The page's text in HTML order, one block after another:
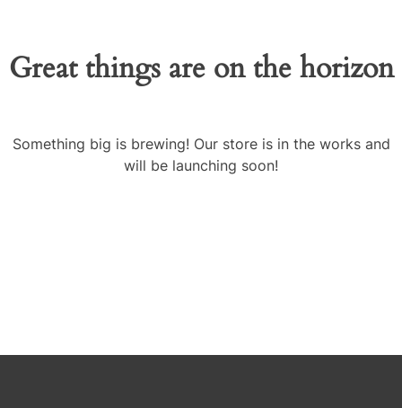
Great things are on the horizon
Something big is brewing! Our store is in the works and
will be launching soon!